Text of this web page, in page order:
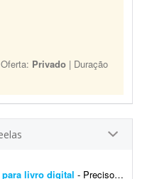
Privado | Duração
livro digital - Preciso que seja realizada a construção de fichas catalográficas para livros digitais que já possuem registro no ISBN.